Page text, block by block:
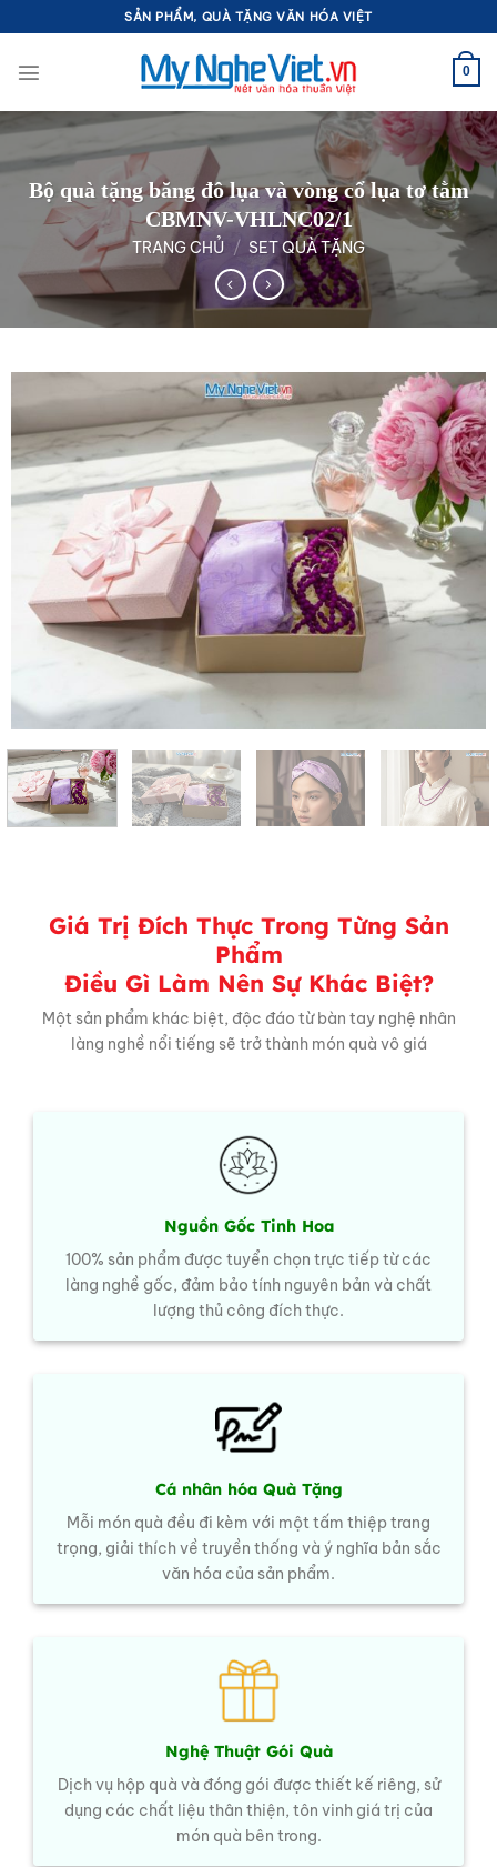
qua
nội
SẢN PHẨM, QUÀ TẶNG VĂN HÓA VIỆT
0
Bộ quà tặng băng đô lụa và vòng cổ lụa tơ tằm
CBMNV-VHLNC02/1
TRANG CHỦ / SET QUÀ TẶNG
Giá Trị Đích Thực Trong Từng Sản
Phẩm
Điều Gì Làm Nên Sự Khác Biệt?
Một sản phẩm khác biệt, độc đáo từ bàn tay nghệ nhân
làng nghề nổi tiếng sẽ trở thành món quà vô giá
Nguồn Gốc Tinh Hoa
100% sản phẩm được tuyển chọn trực tiếp từ các
làng nghề gốc, đảm bảo tính nguyên bản và chất
lượng thủ công đích thực.
Cá nhân hóa Quà Tặng
Mỗi món quà đều đi kèm với một tấm thiệp trang
trọng, giải thích về truyền thống và ý nghĩa bản sắc
văn hóa của sản phẩm.
Nghệ Thuật Gói Quà
Dịch vụ hộp quà và đóng gói được thiết kế riêng, sử
dụng các chất liệu thân thiện, tôn vinh giá trị của
món quà bên trong.